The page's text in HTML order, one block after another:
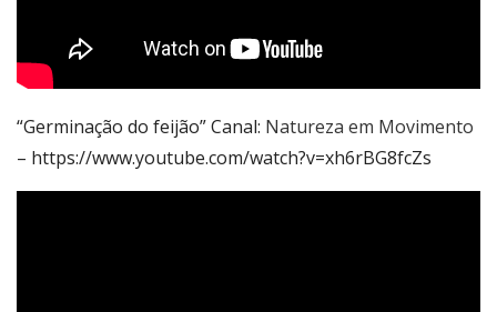
“Germinação do feijão” Canal: Natureza em Movimento
– https://www.youtube.com/watch?v=xh6rBG8fcZs